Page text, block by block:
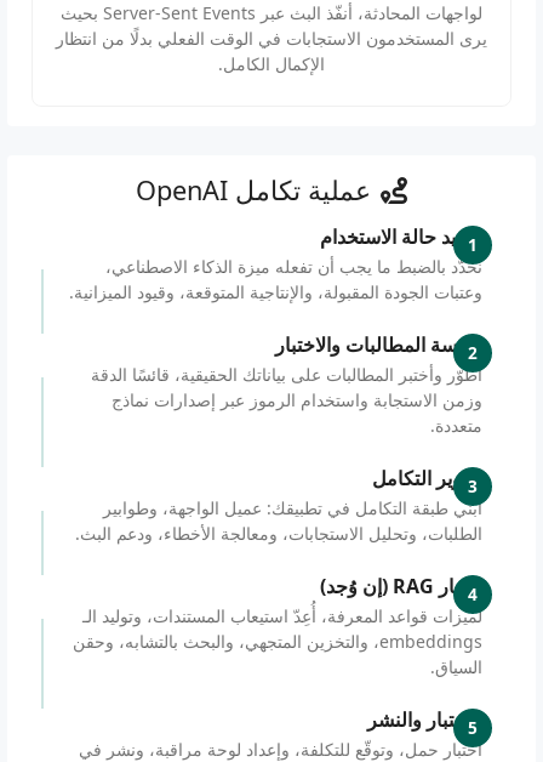
لواجهات المحادثة، أنفّذ البث عبر Server-Sent Events بحيث
يرى المستخدمون الاستجابات في الوقت الفعلي بدلًا من انتظار
الإكمال الكامل.
عملية تكامل OpenAI
1
تحديد حالة الاستخدام
نحدّد بالضبط ما يجب أن تفعله ميزة الذكاء الاصطناعي،
وعتبات الجودة المقبولة، والإنتاجية المتوقعة، وقيود الميزانية.
2
هندسة المطالبات والاختبار
أطوّر وأختبر المطالبات على بياناتك الحقيقية، قائسًا الدقة
وزمن الاستجابة واستخدام الرموز عبر إصدارات نماذج
متعددة.
3
تطوير التكامل
أبني طبقة التكامل في تطبيقك: عميل الواجهة، وطوابير
الطلبات، وتحليل الاستجابات، ومعالجة الأخطاء، ودعم البث.
4
مسار RAG (إن وُجد)
لميزات قواعد المعرفة، أُعِدّ استيعاب المستندات، وتوليد الـ
embeddings، والتخزين المتجهي، والبحث بالتشابه، وحقن
السياق.
5
الاختبار والنشر
اختبار حمل، وتوقّع للتكلفة، وإعداد لوحة مراقبة، ونشر في